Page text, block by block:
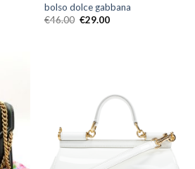
bolso dolce gabbana
€46.00 €29.00